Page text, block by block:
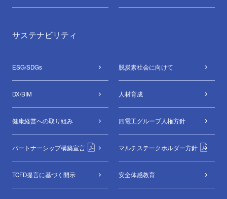
サステナビリティ
ESG/SDGs 脱炭素社会に向けて
DX/BIM ⼈材育成
健康経営への取り組み 四電工グループ人権方針
パートナーシップ構築宣言 マルチステークホルダー方針
TCFD提言に基づく開示 安全体感教育